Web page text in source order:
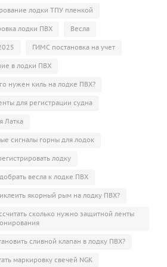
лодки ТПУ пленкой
лодки ПВХ Весла
ГИМС постановка на учет
в лодки ПВХ
нужен киль на лодке ПВХ?
для регистрации судна
Латка
сигналы горны для лодок
лодку
весла к лодке ПВХ
якорный рым на лодку ПВХ?
сколько нужно защитной ленты
сливной клапан в лодку ПВХ?
маркировку свечей NGK